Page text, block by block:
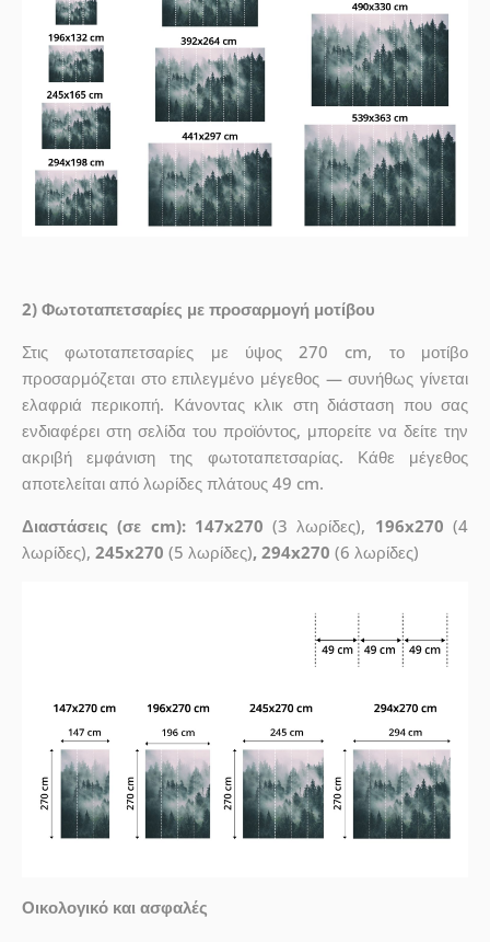
2) Φωτοταπετσαρίες με προσαρμογή μοτίβου
Στις φωτοταπετσαρίες με ύψος 270 cm, το μοτίβο
προσαρμόζεται στο επιλεγμένο μέγεθος — συνήθως γίνεται
ελαφριά περικοπή. Κάνοντας κλικ στη διάσταση που σας
ενδιαφέρει στη σελίδα του προϊόντος, μπορείτε να δείτε την
ακριβή εμφάνιση της φωτοταπετσαρίας. Κάθε μέγεθος
αποτελείται από λωρίδες πλάτους 49 cm.
Διαστάσεις (σε cm): 147x270 (3 λωρίδες), 196x270 (4
λωρίδες), 245x270 (5 λωρίδες), 294x270 (6 λωρίδες)
Οικολογικό και ασφαλές